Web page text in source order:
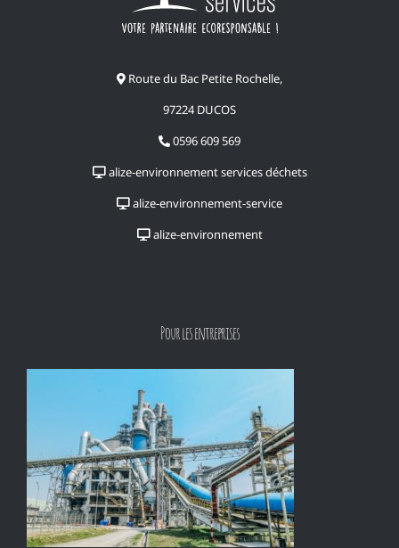
Route du Bac Petite Rochelle,
97224 DUCOS
0596 609 569
alize-environnement services déchets
alize-environnement-service
alize-environnement
Pour les entreprises